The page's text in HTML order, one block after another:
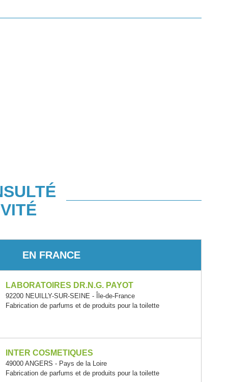
EN FRANCE
LABORATOIRES DR.N.G. PAYOT
92200 NEUILLY-SUR-SEINE - Île-de-France
Fabrication de parfums et de produits pour la toilette
INTER COSMETIQUES
49000 ANGERS - Pays de la Loire
Fabrication de parfums et de produits pour la toilette